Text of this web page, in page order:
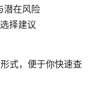
潜在风险
择建议
式，便于你快速查